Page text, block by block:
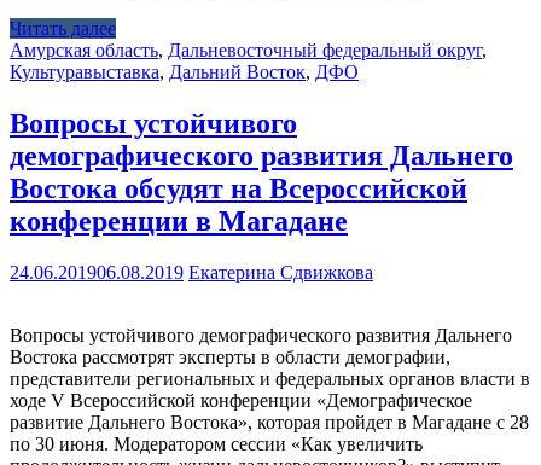
Читать далее
Амурская область, Дальневосточный федеральный округ,
Культуравыставка, Дальний Восток, ДФО
Вопросы устойчивого
демографического развития Дальнего
Востока обсудят на Всероссийской
конференции в Магадане
24.06.201906.08.2019 Екатерина Сдвижкова
Вопросы устойчивого демографического развития Дальнего
Востока рассмотрят эксперты в области демографии,
представители региональных и федеральных органов власти в
ходе V Всероссийской конференции «Демографическое
развитие Дальнего Востока», которая пройдет в Магадане с 28
по 30 июня. Модератором сессии «Как увеличить